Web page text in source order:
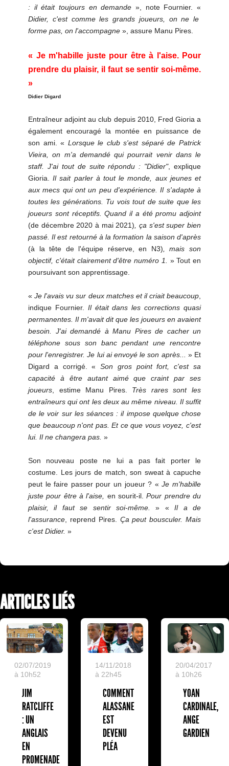
: il était toujours en demande », note Fournier. «
Didier, c'est comme les grands joueurs, on ne le
forme pas, on l'accompagne », assure Manu Pires.
« Je m'habille juste pour être à l'aise. Pour
prendre du plaisir, il faut se sentir soi-même.
»
Didier Digard
Entraîneur adjoint au club depuis 2010, Fred Gioria a
également encouragé la montée en puissance de
son ami. « Lorsque le club s'est séparé de Patrick
Vieira, on m'a demandé qui pourrait venir dans le
staff. J'ai tout de suite répondu : "Didier", explique
Gioria.Il sait parler à tout le monde, aux jeunes et
aux mecs qui ont un peu d'expérience. Il s'adapte à
toutes les générations. Tu vois tout de suite que les
joueurs sont réceptifs. Quand il a été promu adjoint
(de décembre 2020 à mai 2021) , ça s'est super bien
passé. Il est retourné à la formation la saison d'après
(à la tête de l'équipe réserve, en N3) , mais son
objectif, c'était clairement d'être numéro 1.
» Tout en
poursuivant son apprentissage.
«Je l'avais vu sur deux matches et il criait beaucoup
indique Fournier. Il était dans les corrections quasi
permanentes. Il m'avait dit que les joueurs en avaient
besoin. J'ai demandé à Manu Pires de cacher un
téléphone sous son banc pendant une rencontre
pour l'enregistrer. Je lui ai envoyé le son après...
» Et
Digard a corrigé. «Son gros point fort, c'est sa
capacité à être autant aimé que craint par ses
joueurs , estime Manu Pires. Très rares sont les
entraîneurs qui ont les deux au même niveau. Il suffit
de le voir sur les séances : il impose quelque chose
que beaucoup n'ont pas. Et ce que vous voyez, c'est
lui. Il ne changera pas. »
Son nouveau poste ne lui a pas fait porter le
costume. Les jours de match, son sweat à capuche
peut le faire passer pour un joueur ? «Je m'habille
juste pour être à l'aise,
en sourit-il.Pour prendre du
plaisir, il faut se sentir soi-même.
» «Il a de
l'assurance , reprend Pires.
Ça peut bousculer. Mais
c'est Didier. »
ARTICLES LIÉS
02/07/2019
à 10h52
JIM
RATCLIFFE
: UN
ANGLAIS
EN
PROMENADE
14/11/2018
à 22h45
COMMENT
ALASSANE
EST
DEVENU
PLÉA
20/04/2017
à 10h26
YOAN
CARDINALE,
ANGE
GARDIEN